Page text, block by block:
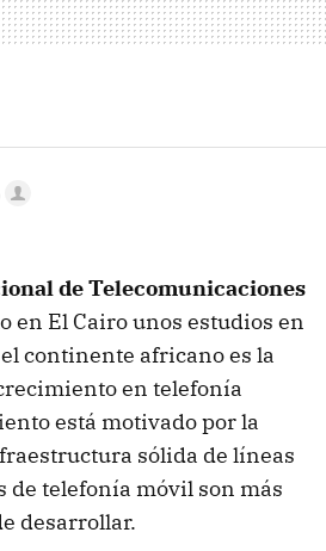
de Telecomunicaciones
en El Cairo unos estudios en
continente africano es la
en telefonía
está motivado por la
sólida de líneas
de telefonía móvil son más
desarrollar.